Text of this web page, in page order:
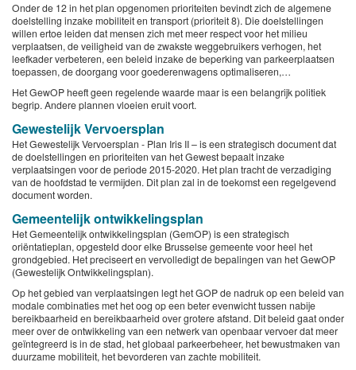
Onder de 12 in het plan opgenomen prioriteiten bevindt zich de algemene
doelstelling inzake mobiliteit en transport (prioriteit 8). Die doelstellingen
willen ertoe leiden dat mensen zich met meer respect voor het milieu
verplaatsen, de veiligheid van de zwakste weggebruikers verhogen, het
leefkader verbeteren, een beleid inzake de beperking van parkeerplaatsen
toepassen, de doorgang voor goederenwagens optimaliseren,…
Het GewOP heeft geen regelende waarde maar is een belangrijk politiek
begrip. Andere plannen vloeien eruit voort.
Gewestelijk Vervoersplan
Het Gewestelijk Vervoersplan - Plan Iris II – is een strategisch document dat
de doelstellingen en prioriteiten van het Gewest bepaalt inzake
verplaatsingen voor de periode 2015-2020. Het plan tracht de verzadiging
van de hoofdstad te vermijden. Dit plan zal in de toekomst een regelgevend
document worden.
Gemeentelijk ontwikkelingsplan
Het Gemeentelijk ontwikkelingsplan (GemOP) is een strategisch
oriëntatieplan, opgesteld door elke Brusselse gemeente voor heel het
grondgebied. Het preciseert en vervolledigt de bepalingen van het GewOP
(Gewestelijk Ontwikkelingsplan).
Op het gebied van verplaatsingen legt het GOP de nadruk op een beleid van
modale combinaties met het oog op een beter evenwicht tussen nabije
bereikbaarheid en bereikbaarheid over grotere afstand. Dit beleid gaat onder
meer over de ontwikkeling van een netwerk van openbaar vervoer dat meer
geïntegreerd is in de stad, het globaal parkeerbeheer, het bewustmaken van
duurzame mobiliteit, het bevorderen van zachte mobiliteit.